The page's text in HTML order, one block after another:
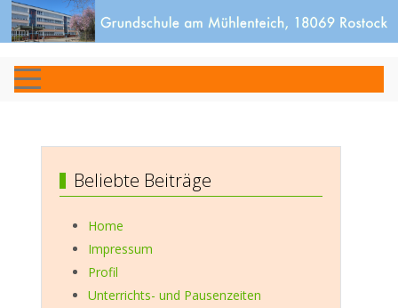
Beliebte Beiträge
Home
Impressum
Profil
Unterrichts- und Pausenzeiten